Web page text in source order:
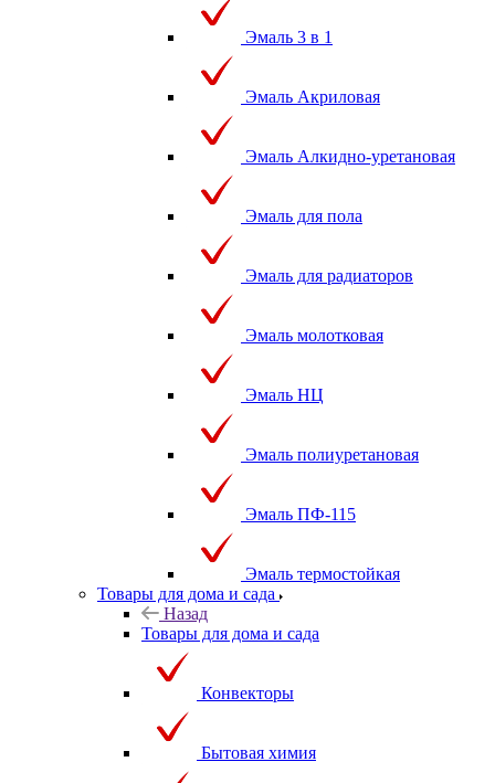
Эмаль 3 в 1
Эмаль Акриловая
Эмаль Алкидно-уретановая
Эмаль для пола
Эмаль для радиаторов
Эмаль молотковая
Эмаль НЦ
Эмаль полиуретановая
Эмаль ПФ-115
Эмаль термостойкая
Товары для дома и сада
Назад
Товары для дома и сада
Конвекторы
Бытовая химия